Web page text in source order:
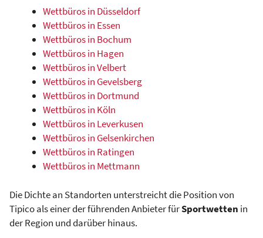
Wettbüros in Düsseldorf
Wettbüros in Essen
Wettbüros in Bochum
Wettbüros in Hagen
Wettbüros in Velbert
Wettbüros in Gevelsberg
Wettbüros in Dortmund
Wettbüros in Köln
Wettbüros in Leverkusen
Wettbüros in Gelsenkirchen
Wettbüros in Ratingen
Wettbüros in Mettmann
Die Dichte an Standorten unterstreicht die Position von
Tipico als einer der führenden Anbieter fürSportwetten in
der Region und darüber hinaus.